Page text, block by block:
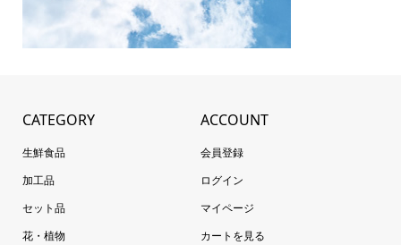
CATEGORY
生鮮食品
加工品
セット品
花・植物
ACCOUNT
会員登録
ログイン
マイページ
カートを見る